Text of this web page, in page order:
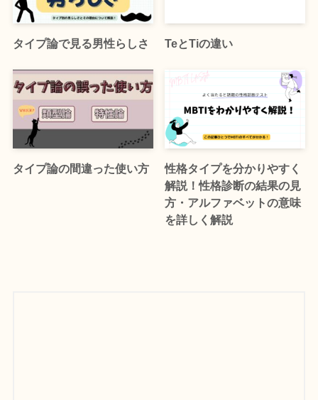
タイプ論で見る男性らしさ TeとTiの違い
タイプ論の間違った使い方
性格タイプを分かりやすく
解説！性格診断の結果の見
方・アルファベットの意味
を詳しく解説